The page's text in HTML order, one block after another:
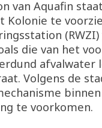
van Aquafin staat
Kolonie te
die van het
afvalwater
Volgens de
te voorkomen.